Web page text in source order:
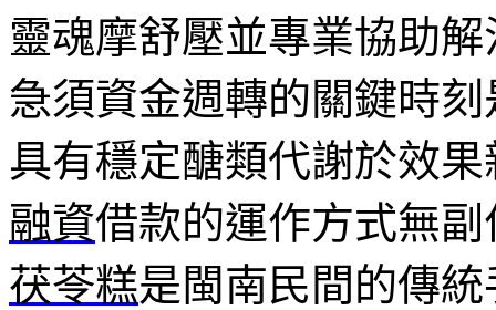
靈魂摩舒壓並專業協助
急須資金週轉的關鍵時
具有穩定醣類代謝於效
融資借款的運作方式無
茯苓糕是閩南民間的傳